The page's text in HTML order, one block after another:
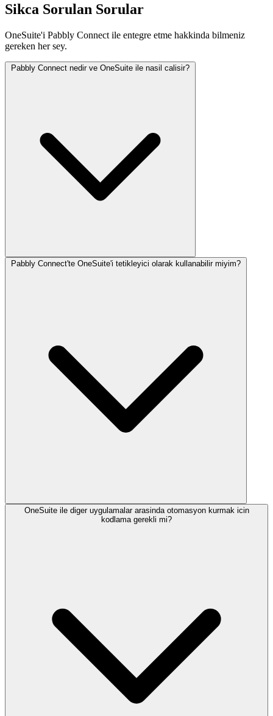
Sikca Sorulan Sorular
OneSuite'i Pabbly Connect ile entegre etme hakkinda bilmeniz
gereken her sey.
Pabbly Connect nedir ve OneSuite ile nasil calisir?
Pabbly Connect'te OneSuite'i tetikleyici olarak kullanabilir miyim?
Hayir, OneSuite su anda yalnizca eylemleri destekler, tetikleyicileri
OneSuite ile diger uygulamalar arasinda otomasyon kurmak icin
kodlama gerekli mi?